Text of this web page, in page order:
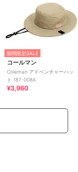
期間限定SALE
コールマン
Coleman アドベンチャーハッ
ト 187-008A
¥3,960